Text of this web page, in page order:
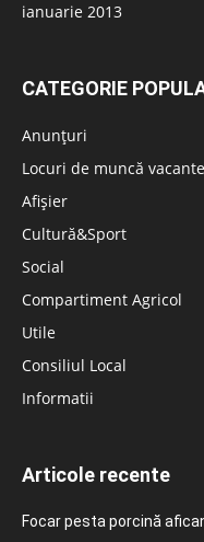
ianuarie 2013
CATEGORIE
Anunțuri
Locuri de muncă vacante
Afișier
Cultură&Sport
Social
Compartiment Agricol
Utile
Consiliul Local
Informatii
Articole recente
Focar pesta porcină